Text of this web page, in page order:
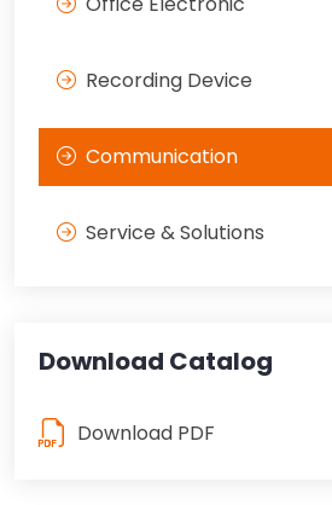
Recording Device
Communication
Service & Solutions
Download Catalog
Download PDF